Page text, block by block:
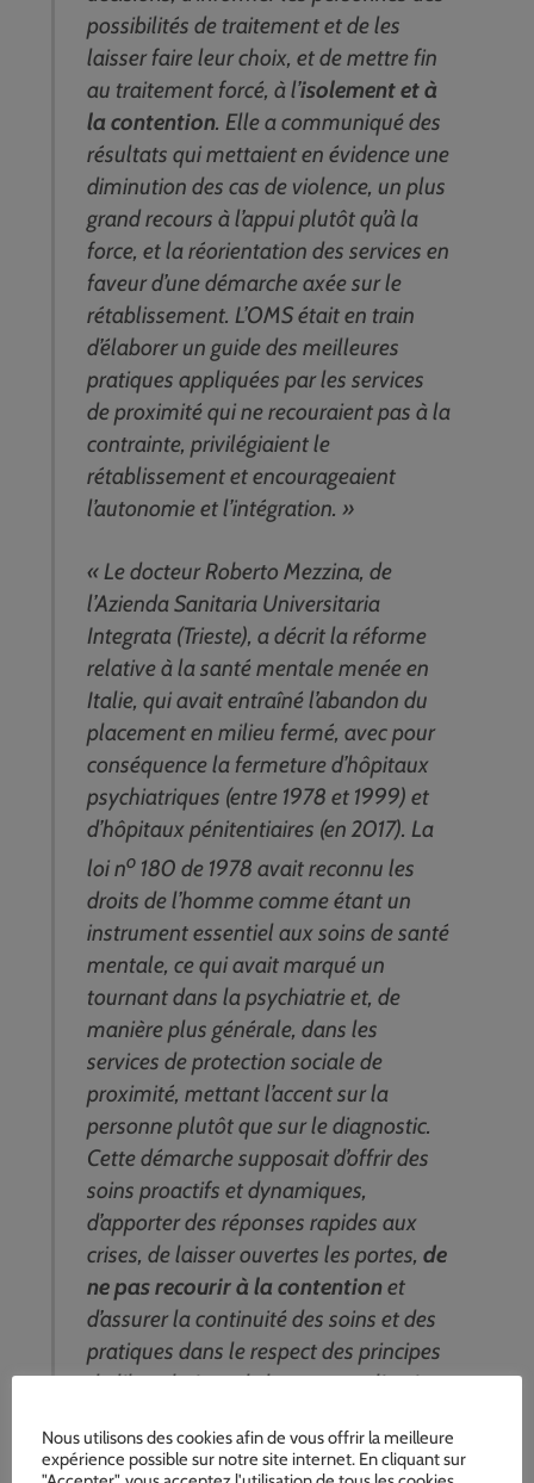
possibilités de traitement et de les
laisser faire leur choix, et de mettre fin
au traitement forcé, à l’isolement et à
la contention. Elle a communiqué des
résultats qui mettaient en évidence une
diminution des cas de violence, un plus
grand recours à l’appui plutôt qu’à la
force, et la réorientation des services en
faveur d’une démarche axée sur le
rétablissement. L’OMS était en train
d’élaborer un guide des meilleures
pratiques appliquées par les services
de proximité qui ne recouraient pas à la
contrainte, privilégiaient le
rétablissement et encourageaient
l’autonomie et l’intégration. »
« Le docteur Roberto Mezzina, de
l’Azienda Sanitaria Universitaria
Integrata (Trieste), a décrit la réforme
relative à la santé mentale menée en
Italie, qui avait entraîné l’abandon du
placement en milieu fermé, avec pour
conséquence la fermeture d’hôpitaux
psychiatriques (entre 1978 et 1999) et
d’hôpitaux pénitentiaires (en 2017). La
loi no180 de 1978 avait reconnu les
droits de l’homme comme étant un
instrument essentiel aux soins de santé
mentale, ce qui avait marqué un
tournant dans la psychiatrie et, de
manière plus générale, dans les
services de protection sociale de
proximité, mettant l’accent sur la
personne plutôt que sur le diagnostic.
Cette démarche supposait d’offrir des
soins proactifs et dynamiques,
d’apporter des réponses rapides aux
crises, de laisser ouvertes les portes, de
ne pas recourir à la contentionet
d’assurer la continuité des soins et des
pratiques dans le respect des principes
du libre choix et de la personnalisation
favoriser le partage des
Nous utilisons des cookies afin de vous offrir la meilleure
expérience possible sur notre site internet. En cliquant sur